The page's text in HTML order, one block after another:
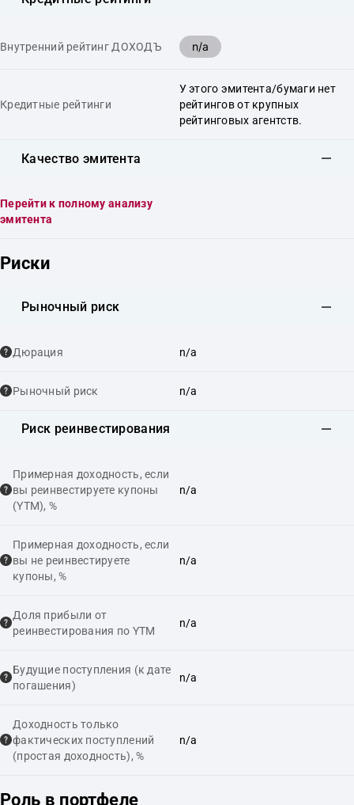
Внутренний рейтинг ДОХОДЪ n/a
Кредитные рейтинги
У этого эмитента/бумаги нет
рейтингов от крупных
рейтинговых агентств.
Качество эмитента
Перейти к полному анализу
эмитента
Риски
Рыночный риск
Дюрация n/a
Рыночный риск n/a
Риск реинвестирования
Примерная доходность, если
вы реинвестируете купоны
(YTM), %
n/a
Примерная доходность, если
вы не реинвестируете
купоны, %
n/a
Доля прибыли от
реинвестирования по YTM
n/a
Будущие поступления (к дате
погашения)
n/a
Доходность только
фактических поступлений
(простая доходность), %
n/a
Роль в портфеле